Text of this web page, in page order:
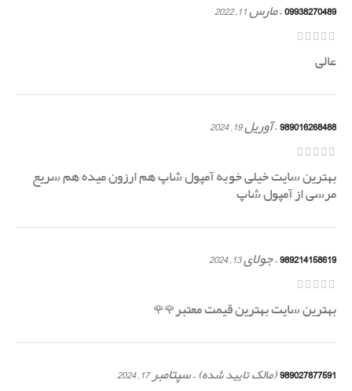
09938270489
–مارس 11, 2022
عالی
989016268488
–آوریل 19, 2024
بهترین سایت خیلی خوبه آمپول شاپ هم ارزون میده هم سریع
مرسی از آمپول شاپ
989214158619
–جولای 13, 2024
بهترین سایت بهترین قیمت معتبر🌹🌹
989027877591(مالک تایید شده)–سپتامبر 17, 2024